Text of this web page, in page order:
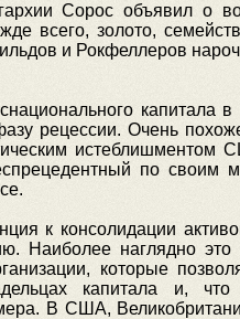
Сорос объявил о
всего, золото,
и Рокфеллеров
рецессии. Очень
по своим
к консолидации
Наиболее наглядно это
которые
капитала и,
В США,